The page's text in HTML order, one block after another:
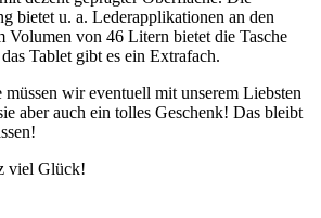
bietet u. a. Lederapplikationen an den
von 46 Litern bietet die Tasche
Tablet gibt es ein Extrafach.
müssen wir eventuell mit unserem Liebsten
aber auch ein tolles Geschenk! Das bleibt
viel Glück!